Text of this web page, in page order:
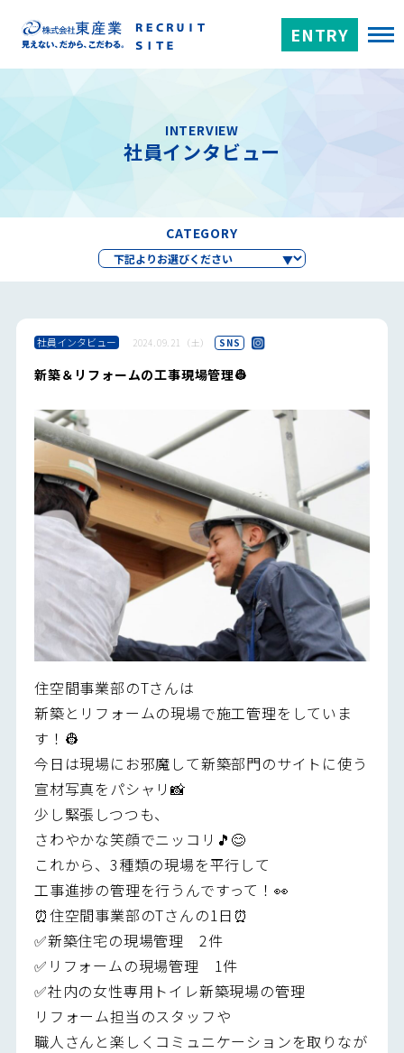
ENTRY
INTERVIEW
社員インタビュー
CATEGORY
社員インタビュー 2024.09.21（土） SNS
新築＆リフォームの工事現場管理👷
住空間事業部のTさんは
新築とリフォームの現場で施工管理をしていま
す！👷
今日は現場にお邪魔して新築部門のサイトに使う
宣材写真をパシャリ📸
少し緊張しつつも、
さわやかな笑顔でニッコリ🎵😊
これから、3種類の現場を平行して
工事進捗の管理を行うんですって！👀
⏰住空間事業部のTさんの1日⏰
✅新築住宅の現場管理 2件
✅リフォームの現場管理 1件
✅社内の女性専用トイレ新築現場の管理
リフォーム担当のスタッフや
職人さんと楽しくコミュニケーションを取りなが